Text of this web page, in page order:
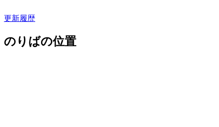
更新履歴
のりばの位置